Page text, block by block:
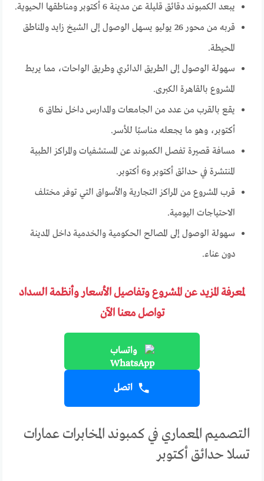
يبعد الكمبوند دقائق قليلة عن مدينة 6 أكتوبر ومناطقها الحيوية.
قربه من محور 26 يوليو يسهل الوصول إلى الشيخ زايد والمناطق
المحيطة.
سهولة الوصول إلى الطريق الدائري وطريق الواحات، مما يربط
المشروع بالقاهرة الكبرى.
يقع بالقرب من عدد من الجامعات والمدارس داخل نطاق 6
أكتوبر، وهو ما يجعله مناسبًا للأسر.
مسافة قصيرة تفصل الكمبوند عن المستشفيات والمراكز الطبية
المنتشرة في حدائق أكتوبر و6 أكتوبر.
قرب المشروع من المراكز التجارية والأسواق التي توفر مختلف
الاحتياجات اليومية.
سهولة الوصول إلى المصالح الحكومية والخدمية داخل المدينة
دون عناء.
لمعرفة المزيد عن المشروع وتفاصيل الأسعار وأنظمة السداد
تواصل معنا الآن
واتساب
اتصل
التصميم المعماري في كمبوند المخابرات عمارات
تسلا حدائق أكتوبر